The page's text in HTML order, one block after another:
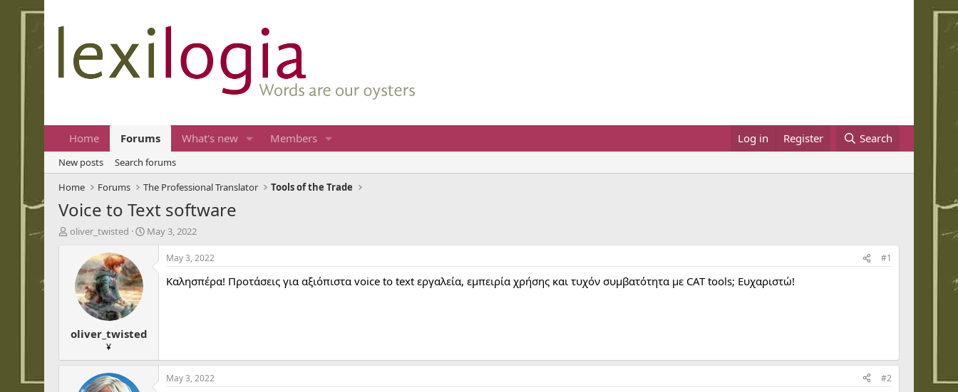
Home Forums What's new Members Log in Register Search
New posts
Search forums
Home
Forums The Professional Translator Tools of the Trade
Voice to Text software
T
a
t
oliver_twisted
S
e
May 3, 2022
oliver_twisted
¥
May 3, 2022 #1
Καλησπέρα! Προτάσεις για αξιόπιστα voice to text εργαλεία, εμπειρία χρήσης και τυχόν συμβατότητα με CAT tools; Ευχαριστώ!
May 3, 2022 #2